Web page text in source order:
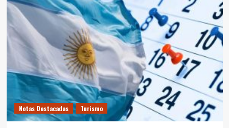
Notas Destacadas Turismo